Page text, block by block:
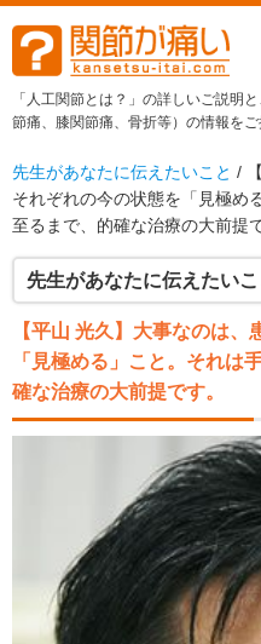
「人工関節とは？」の詳しいご説明
節痛、膝関節痛、骨折等）の情報をご
先生があなたに伝えたいこと /
それぞれの今の状態を「見極め
至るまで、的確な治療の大前提で
先生があなたに伝えたいこ
【平山 光久】大事なのは
「見極める」こと。それは
確な治療の大前提です。